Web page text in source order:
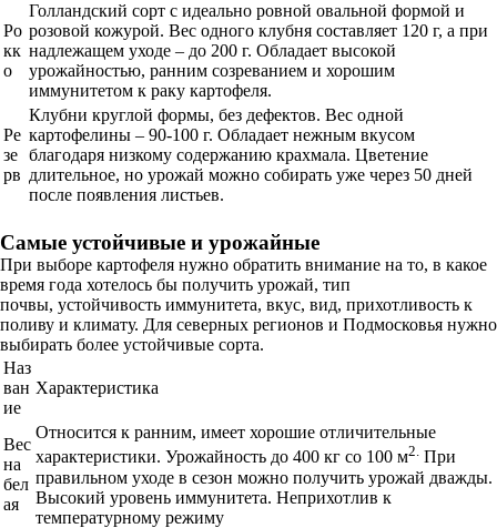
Ро
кк
о
Голландский сорт с идеально ровной овальной формой и
розовой кожурой. Вес одного клубня составляет 120 г, а при
надлежащем уходе – до 200 г. Обладает высокой
урожайностью, ранним созреванием и хорошим
иммунитетом к раку картофеля.
Ре
зе
рв
Клубни круглой формы, без дефектов. Вес одной
картофелины – 90-100 г. Обладает нежным вкусом
благодаря низкому содержанию крахмала. Цветение
длительное, но урожай можно собирать уже через 50 дней
после появления листьев.
Самые устойчивые и урожайные
При выборе картофеля нужно обратить внимание на то, в какое
время года хотелось бы получить урожай, тип
почвы, устойчивость иммунитета, вкус, вид, прихотливость к
поливу и климату. Для северных регионов и Подмосковья нужно
выбирать более устойчивые сорта.
Наз
ван
ие
Характеристика
Вес
на
бел
ая
Относится к ранним, имеет хорошие отличительные
характеристики. Урожайность до 400 кг со 100 м2. При
правильном уходе в сезон можно получить урожай дважды.
Высокий уровень иммунитета. Неприхотлив к
температурному режиму